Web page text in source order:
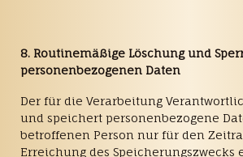
8. Routinemäßige Löschung und
personenbezogenen Daten
Der für die Verarbeitung
und speichert personenbezogene
betroffenen Person nur für den
Erreichung des Speicherungszwecks